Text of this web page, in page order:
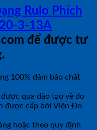
Rulo Phích
3-13A
để được tư
100% đảm bảo chất
qua đào tạo về đo
được cấp bởi Viện Đo
hoặc theo quy định